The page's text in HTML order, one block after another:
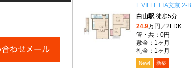
F VILLETTA文京 2-B
白山駅 徒歩5分
24.9万円／2LDK
管・共：0円
敷金：1ヶ月
礼金：1ヶ月
New! 新築